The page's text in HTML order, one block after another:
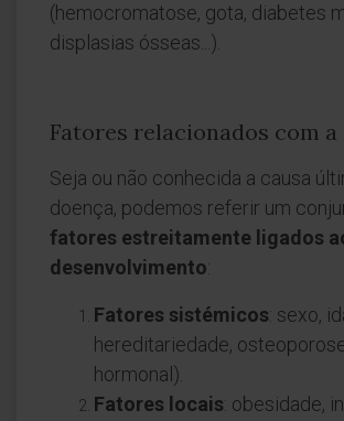
(hemocromatose, gota, diabetes
displasias ósseas...).
Fatores relacionados com
Seja ou não conhecida a causa
doença, podemos referir um
fatores estreitamente ligados
desenvolvimento:
Fatores sistémicos: sexo,
hereditariedade,
hormonal).
Fatores locais: obesidade,